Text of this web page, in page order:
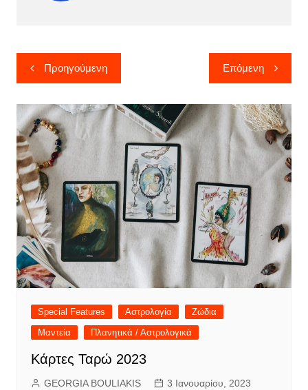
Πλοήγηση
άρθρων
Προηγούμενη Επόμενη
Special Features Αστρολογία
Ζώδια
Μαντεία
Πλανητικά / Αστρολογικά
Κάρτες Ταρώ 2023
GEORGIA BOULIAKIS
3 Ιανουαρίου, 2023